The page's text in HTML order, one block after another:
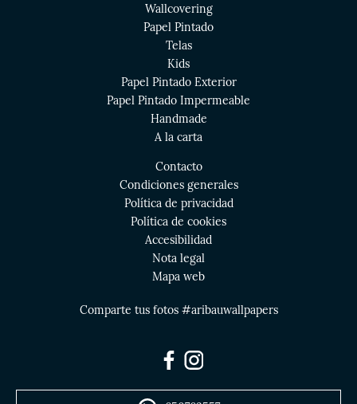
Wallcovering
Papel Pintado
Telas
Kids
Papel Pintado Exterior
Papel Pintado Impermeable
Handmade
A la carta
Contacto
Condiciones generales
Política de privacidad
Política de cookies
Accesibilidad
Nota legal
Mapa web
Comparte tus fotos #aribauwallpapers